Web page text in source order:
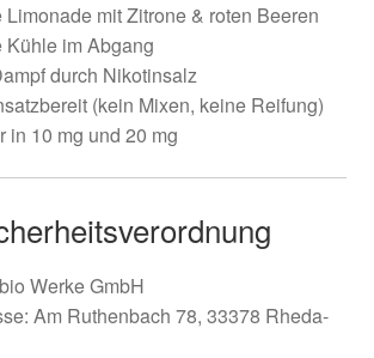
Limonade mit Zitrone & roten Beeren
Kühle im Abgang
durch Nikotinsalz
(kein Mixen, keine Reifung)
in 10 mg und 20 mg
Werke GmbH
Am Ruthenbach 78, 33378 Rheda-